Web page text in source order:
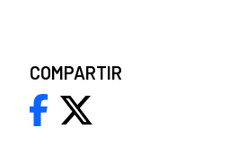
COMPARTIR